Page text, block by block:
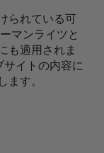
られている可
マンライツと
も適用されま
イトの内容に
す。